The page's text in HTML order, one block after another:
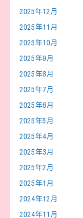
2025年12月
2025年11月
2025年10月
2025年9月
2025年8月
2025年7月
2025年6月
2025年5月
2025年4月
2025年3月
2025年2月
2025年1月
2024年12月
2024年11月